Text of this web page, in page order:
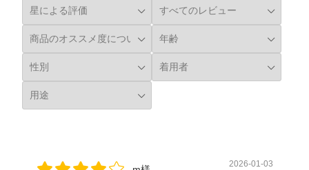
2026-01-03